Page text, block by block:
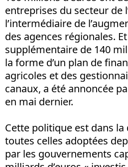
entreprises du secteur de
l’intermédiaire de
des agences régionales.
supplémentaire de 140
la forme d’un plan de
agricoles et des
canaux, a été annoncée
en mai dernier.
Cette politique est dans
toutes celles adoptées
par les gouvernements